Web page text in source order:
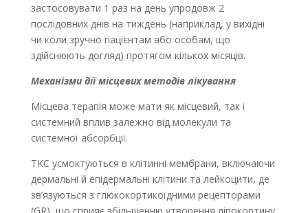
застосовувати 1 раз на день упродовж 2
послідовних днів на тиждень (наприклад, у вихідні
чи коли зручно пацієнтам або особам, що
здійснюють догляд) протягом кількох місяців.
Механізми дії місцевих методів лікування
Місцева терапія може мати як місцевий, так і
системний вплив залежно від молекули та
системної абсорбції.
ТКС усмоктуються в клітинні мембрани, включаючи
дермальні й епідермальні клітини та лейкоцити, де
зв’язуються з глюкокортикоїдними рецепторами